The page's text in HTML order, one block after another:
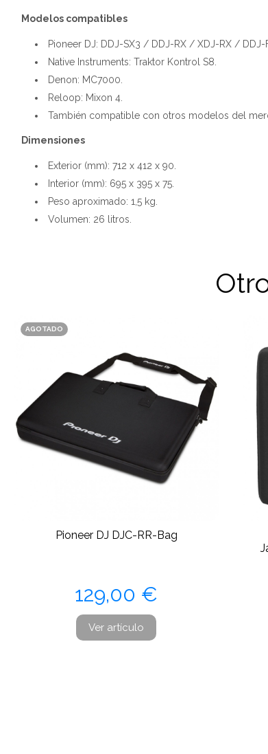
Modelos compatibles
Pioneer DJ: DDJ-SX3 / DDJ-RX / XDJ-RX / DDJ-
Native Instruments: Traktor Kontrol S8.
Denon: MC7000.
Reloop: Mixon 4.
También compatible con otros modelos del
Dimensiones
Exterior (mm): 712 x 412 x 90.
Interior (mm): 695 x 395 x 75.
Peso aproximado: 1,5 kg.
Volumen: 26 litros.
AGOTADO
Pioneer DJ DJC-RR-Bag
Precio
129,00 €
Ver artículo